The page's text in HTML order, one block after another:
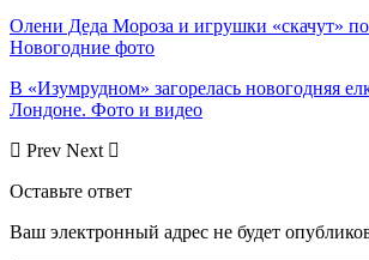
Олени Деда Мороза и игрушки «скачут» по
Новогодние фото
В «Изумрудном» загорелась новогодняя
Лондоне. Фото и видео
Prev Next
Оставьте ответ
Ваш электронный адрес не будет